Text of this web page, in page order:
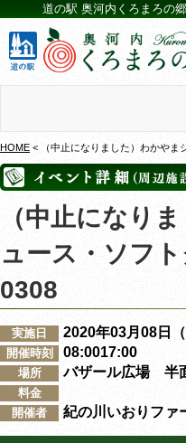
道の駅 奥河内くろまろの
HOME < （中止になりました）わかや
（中止になり
ュース・ソフ
0308
実施日 2020年03月08日
開催時刻 08:0017:00
場所 バザール広場 半
料金
開催者
紀の川いおりファ